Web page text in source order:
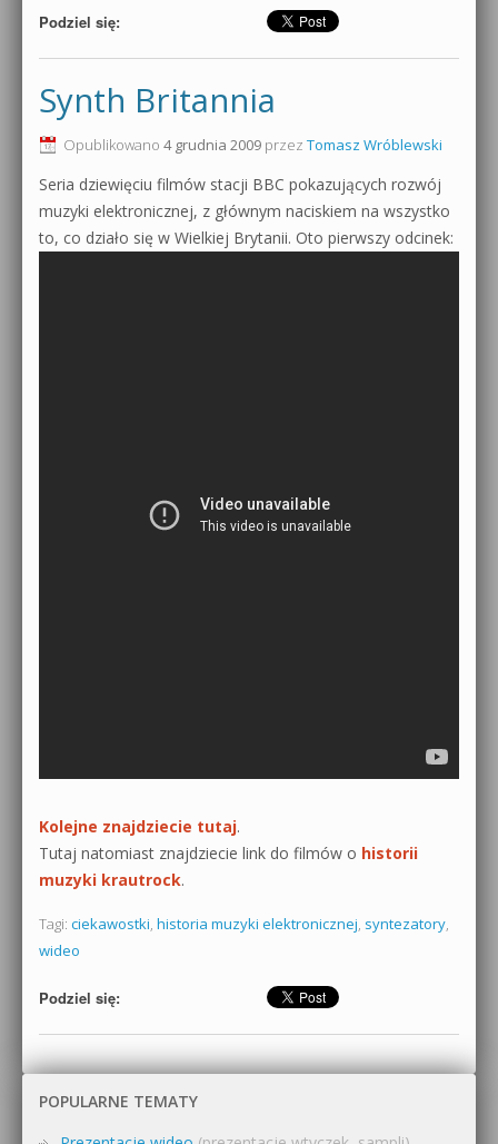
Podziel się:
Synth Britannia
Opublikowano 4 grudnia 2009 przez Tomasz Wróblewski
Seria dziewięciu filmów stacji BBC pokazujących rozwój
muzyki elektronicznej, z głównym naciskiem na wszystko
to, co działo się w Wielkiej Brytanii. Oto pierwszy odcinek:
Kolejne znajdziecie tutaj.
Tutaj natomiast znajdziecie link do filmów o historii
muzyki krautrock.
Tagi: ciekawostki, historia muzyki elektronicznej, syntezatory,
wideo
Podziel się:
POPULARNE TEMATY